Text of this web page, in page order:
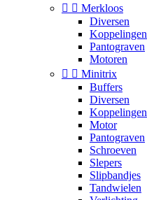
  Merkloos
Diversen
Koppelingen
Pantograven
Motoren
  Minitrix
Buffers
Diversen
Koppelingen
Motor
Pantograven
Schroeven
Slepers
Slipbandjes
Tandwielen